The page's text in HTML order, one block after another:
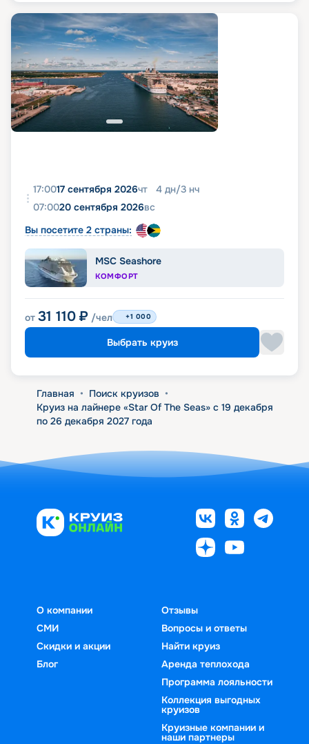
17:0017 сентября 2026чт 4 дн/3 нч
07:0020 сентября 2026вс
Вы посетите 2 страны:
MSC Seashore
КОМФОРТ
от 31 110 ₽ /чел +1 000
Выбрать круиз
Главная • Поиск круизов •
Круиз на лайнере «Star Of The Seas» с 19 декабря
по 26 декабря 2027 года
О компании
СМИ
Скидки и акции
Блог
Отзывы
Вопросы и ответы
Найти круиз
Аренда теплохода
Программа лояльности
Коллекция выгодных
круизов
Круизные компании и
наши партнеры